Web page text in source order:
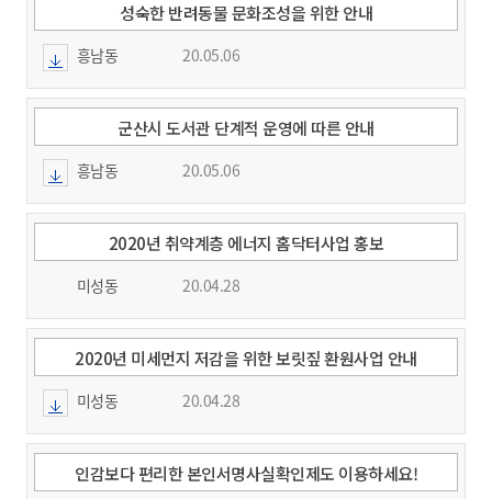
성숙한 반려동물 문화조성을 위한 안내
흥남동 20.05.06
군산시 도서관 단계적 운영에 따른 안내
흥남동 20.05.06
2020년 취약계층 에너지 홈닥터사업 홍보
미성동 20.04.28
2020년 미세먼지 저감을 위한 보릿짚 환원사업 안내
미성동 20.04.28
인감보다 편리한 본인서명사실확인제도 이용하세요!